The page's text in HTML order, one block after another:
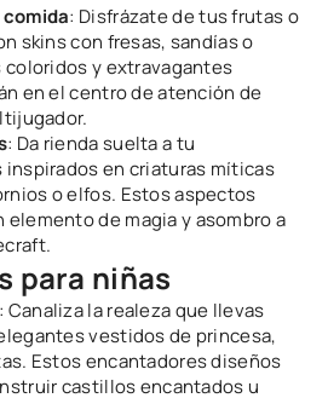
: Disfrázate de tus frutas o
skins con fresas, sandías o
y extravagantes
en el centro de atención de
: Da rienda suelta a tu
inspirados en criaturas míticas
o elfos. Estos aspectos
de magia y asombro a
para niñas
: Canaliza la realeza que llevas
vestidos de princesa,
Estos encantadores diseños
castillos encantados u